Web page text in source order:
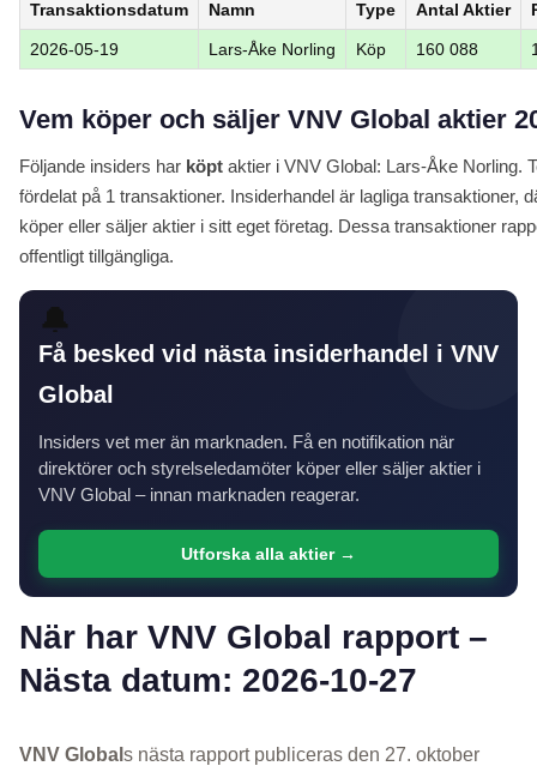
Transaktionsdatum Namn Type Antal Aktier
2026-05-19 Lars-Åke Norling Köp 160 088
Vem köper och säljer VNV Global aktier
Följande insiders har köpt aktier i VNV Global: Lars-Åke Norling.
fördelat på 1 transaktioner. Insiderhandel är lagliga transaktioner,
köper eller säljer aktier i sitt eget företag. Dessa transaktioner
offentligt tillgängliga.
🔔
Få besked vid nästa insiderhandel i VNV
Global
Insiders vet mer än marknaden. Få en notifikation när
direktörer och styrelseledamöter köper eller säljer aktier i
VNV Global – innan marknaden reagerar.
Utforska alla aktier →
När har VNV Global rapport –
Nästa datum: 2026-10-27
VNV Global s nästa rapport publiceras den 27. oktober